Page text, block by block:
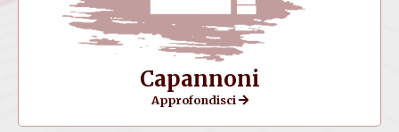
Capannoni
Approfondisci